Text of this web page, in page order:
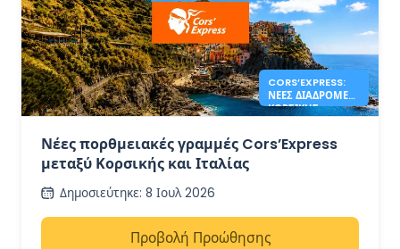
CORS’EXPRESS:
ΝΈΕΣ ΔΙΑΔΡΟΜΈΣ
ΚΟΡΣΙΚΉΣ –
Νέες πορθμειακές γραμμές Cors’Express
μεταξύ Κορσικής και Ιταλίας
Δημοσιεύτηκε: 8 Ιουλ 2026
Προβολή Προώθησης